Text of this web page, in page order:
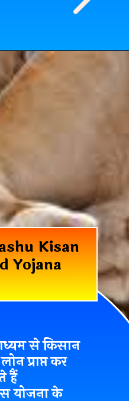
Kisan
Yojana
से किसान
प्राप्त कर
हैं
योजना के